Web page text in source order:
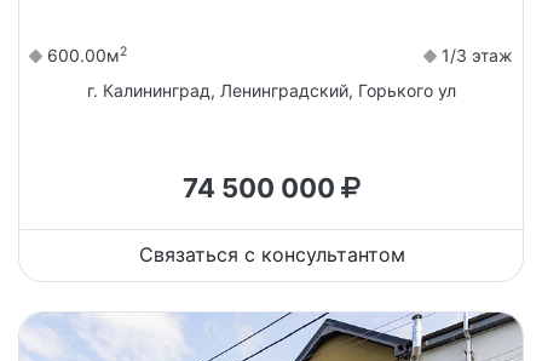
600.00м2
1/3 этаж
г. Калининград, Ленинградский, Горького ул
74 500 000
Связаться с консультантом